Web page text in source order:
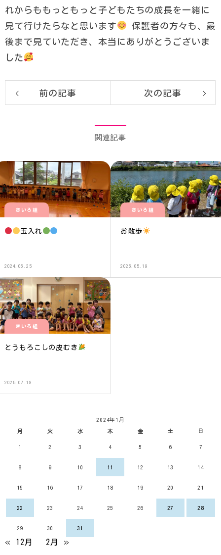
れからももっともっと子どもたちの成長を一緒に
見て行けたらなと思います
保護者の方々も、最
後まで見ていただき、本当にありがとうございま
した
前の記事 次の記事
関連記事
きいろ組
玉入れ
2024.06.25
きいろ組
お散歩
2026.05.19
きいろ組
とうもろこしの皮むき
2025.07.18
2024年1月
月 火 水 木 金 土 日
1 2 3 4 5 6 7
8 9 10 11 12 13 14
15 16 17 18 19 20 21
22 23 24 25 26 27 28
29 30 31
« 12月 2月 »